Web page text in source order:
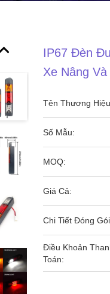
IP67 Đèn
Xe Nâng Và
Tên Thương
Số Mẫu:
MOQ:
Giá Cả:
Chi Tiết Đóng
Điều Khoản
Toán: